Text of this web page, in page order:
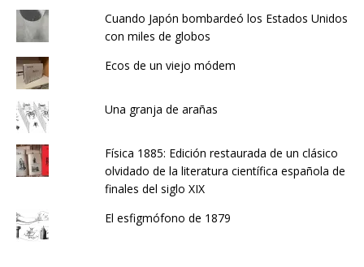
Cuando Japón bombardeó los Estados Unidos
con miles de globos
Ecos de un viejo módem
Una granja de arañas
Física 1885: Edición restaurada de un clásico
olvidado de la literatura científica española de
finales del siglo XIX
El esfigmófono de 1879